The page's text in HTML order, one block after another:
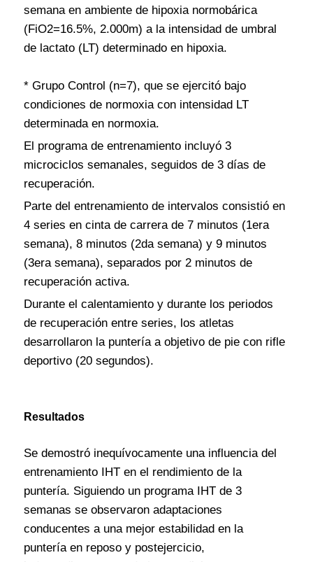
semana en ambiente de hipoxia normobárica
(FiO2=16.5%, 2.000m) a la intensidad de umbral
de lactato (LT) determinado en hipoxia.
* Grupo Control (n=7), que se ejercitó bajo
condiciones de normoxia con intensidad LT
determinada en normoxia.
El programa de entrenamiento incluyó 3
microciclos semanales, seguidos de 3 días de
recuperación.
Parte del entrenamiento de intervalos consistió en
4 series en cinta de carrera de 7 minutos (1era
semana), 8 minutos (2da semana) y 9 minutos
(3era semana), separados por 2 minutos de
recuperación activa.
Durante el calentamiento y durante los periodos
de recuperación entre series, los atletas
desarrollaron la puntería a objetivo de pie con rifle
deportivo (20 segundos).
Resultados
Se demostró inequívocamente una influencia del
entrenamiento IHT en el rendimiento de la
puntería. Siguiendo un programa IHT de 3
semanas se observaron adaptaciones
conducentes a una mejor estabilidad en la
puntería en reposo y postejercicio,